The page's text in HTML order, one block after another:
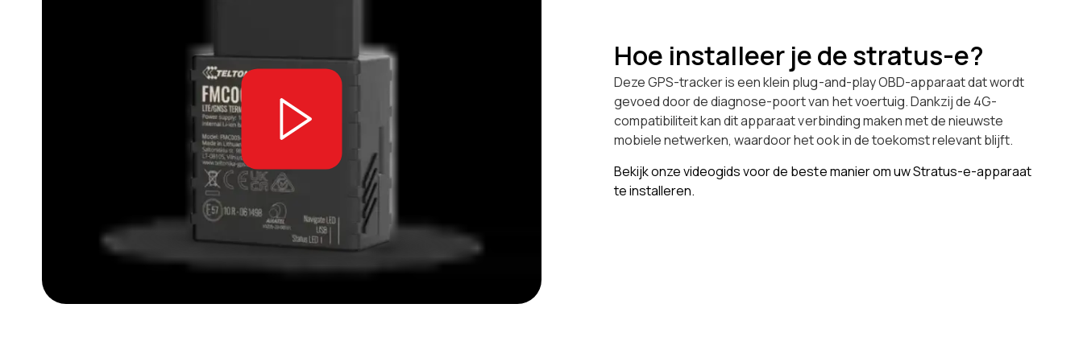
Hoe installeer je de stratus-e?
Deze GPS-tracker is een klein plug-and-play OBD-apparaat dat wordt
gevoed door de diagnose-poort van het voertuig. Dankzij de 4G-
compatibiliteit kan dit apparaat verbinding maken met de nieuwste
mobiele netwerken, waardoor het ook in de toekomst relevant blijft.
Bekijk onze videogids voor de beste manier om uw Stratus-e-apparaat
te installeren.